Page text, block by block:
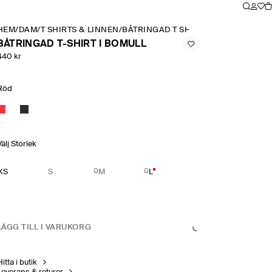
/ DAM/T SHIRTS & LINNEN /BÅTRINGAD T SHIRT I BOMULL
T-SHIRT I BOMULL
kr
Storlek
S M L
TILL I VARUKORG
i butik